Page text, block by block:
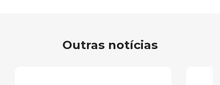
Outras notícias